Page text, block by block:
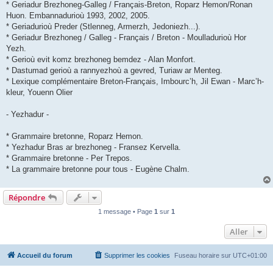
* Geriadur Brezhoneg-Galleg / Français-Breton, Roparz Hemon/Ronan
Huon. Embannadurioù 1993, 2002, 2005.
* Geriadurioù Preder (Stlenneg, Armerzh, Jedoniezh...).
* Geriadur Brezhoneg / Galleg - Français / Breton - Moulladurioù Hor
Yezh.
* Gerioù evit komz brezhoneg bemdez - Alan Monfort.
* Dastumad gerioù a rannyezhoù a gevred, Turiaw ar Menteg.
* Lexique complémentaire Breton-Français, Imbourc’h, Jil Ewan - Marc’h-
kleur, Youenn Olier
- Yezhadur -
* Grammaire bretonne, Roparz Hemon.
* Yezhadur Bras ar brezhoneg - Fransez Kervella.
* Grammaire bretonne - Per Trepos.
* La grammaire bretonne pour tous - Eugène Chalm.
Répondre
1 message • Page 1 sur 1
Aller
Accueil du forum Fuseau horaire sur UTC+01:00
Supprimer les cookies